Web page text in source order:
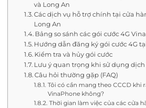
và Long An
Các dịch vụ hỗ trợ chính tại cửa
Long An
Bảng so sánh các gói cước 4G
Hướng dẫn đăng ký gói cước 4G
Kiểm tra và hủy gói cước
Lưu ý quan trọng khi sử dụng dịch
Câu hỏi thường gặp (FAQ)
Tôi có cần mang theo CCCD khi
VinaPhone không?
Thời gian làm việc của các cửa